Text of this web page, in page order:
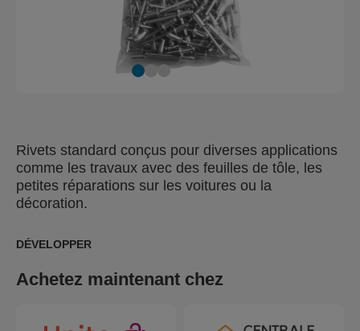
Rivets standard conçus pour diverses applications
comme les travaux avec des feuilles de tôle, les
petites réparations sur les voitures ou la
décoration.
DÉVELOPPER
Achetez maintenant chez